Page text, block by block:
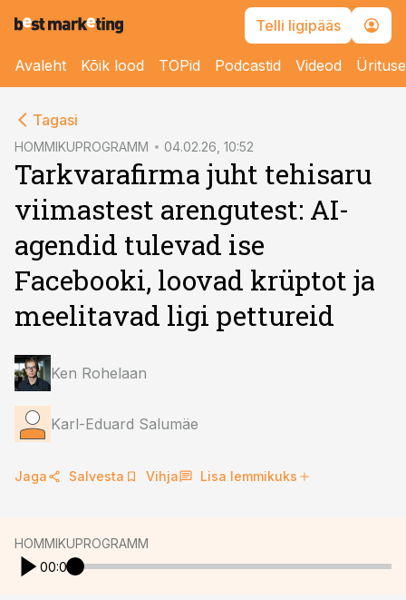
Telli ligipääs
Avaleht Kõik lood TOPid Podcastid Videod
Tagasi
HOMMIKUPROGRAMM 04.02.26, 10:52
Tarkvarafirma juht tehisaru
viimastest arengutest: AI-
agendid tulevad ise
Facebooki, loovad krüptot ja
meelitavad ligi pettureid
Ken Rohelaan
Karl-Eduard Salumäe
Jaga Salvesta Vihja Lisa lemmikuks
HOMMIKUPROGRAMM
00:00